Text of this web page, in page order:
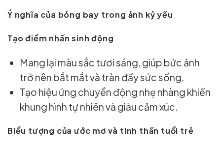
Ý nghĩa của bóng bay trong ảnh kỷ yếu
Tạo điểm nhấn sinh động
Mang lại màu sắc tươi sáng, giúp bức ảnh
trở nên bắt mắt và tràn đầy sức sống.
Tạo hiệu ứng chuyển động nhẹ nhàng khiến
khung hình tự nhiên và giàu cảm xúc.
Biểu tượng của ước mơ và tinh thần tuổi trẻ